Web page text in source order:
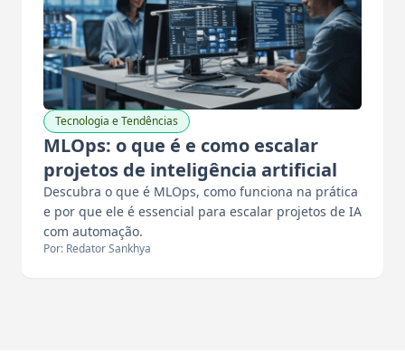
Tecnologia e Tendências
MLOps: o que é e como escalar
projetos de inteligência artificial
Descubra o que é MLOps, como funciona na prática
e por que ele é essencial para escalar projetos de IA
com automação.
Por: Redator Sankhya